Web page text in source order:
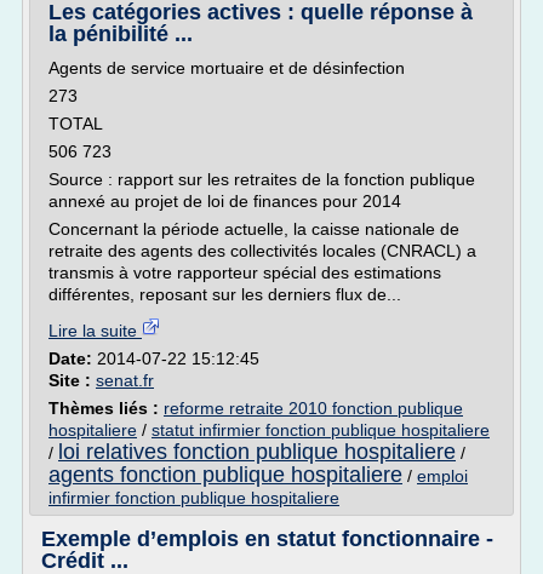
Les catégories actives : quelle réponse à
la pénibilité ...
Agents de service mortuaire et de désinfection
273
TOTAL
506 723
Source : rapport sur les retraites de la fonction publique
annexé au projet de loi de finances pour 2014
Concernant la période actuelle, la caisse nationale de
retraite des agents des collectivités locales (CNRACL) a
transmis à votre rapporteur spécial des estimations
différentes, reposant sur les derniers flux de...
Lire la suite
Date: 2014-07-22 15:12:45
Site : senat.fr
Thèmes liés : reforme retraite 2010 fonction publique
hospitaliere / statut infirmier fonction publique hospitaliere
/ loi relatives fonction publique hospitaliere /
agents fonction publique hospitaliere / emploi
infirmier fonction publique hospitaliere
Exemple d’emplois en statut fonctionnaire -
Crédit ...